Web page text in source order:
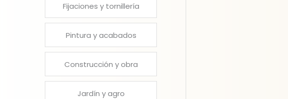
Fijaciones y tornillería
Pintura y acabados
Construcción y obra
Jardín y agro